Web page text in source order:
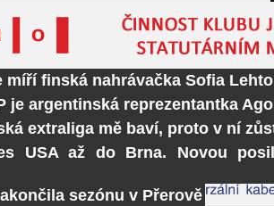
míří finská nahrávačka Sofia Lehto
je argentinská reprezentantka
extraliga mě baví, proto v ní
USA až do Brna. Novou
sezónu v Přerově